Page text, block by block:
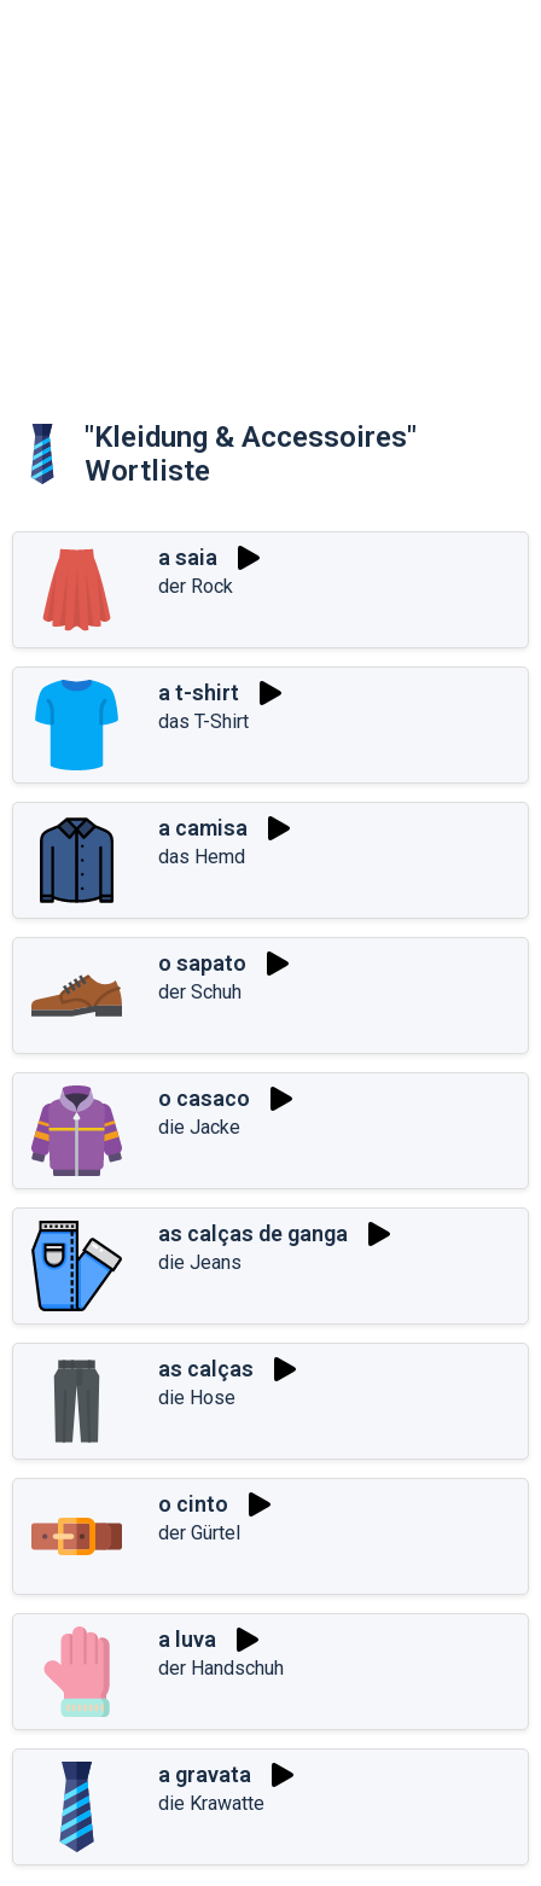
"Kleidung & Accessoires"
Wortliste
a saia
der Rock
a t-shirt
das T-Shirt
a camisa
das Hemd
o sapato
der Schuh
o casaco
die Jacke
as calças de ganga
die Jeans
as calças
die Hose
o cinto
der Gürtel
a luva
der Handschuh
a gravata
die Krawatte